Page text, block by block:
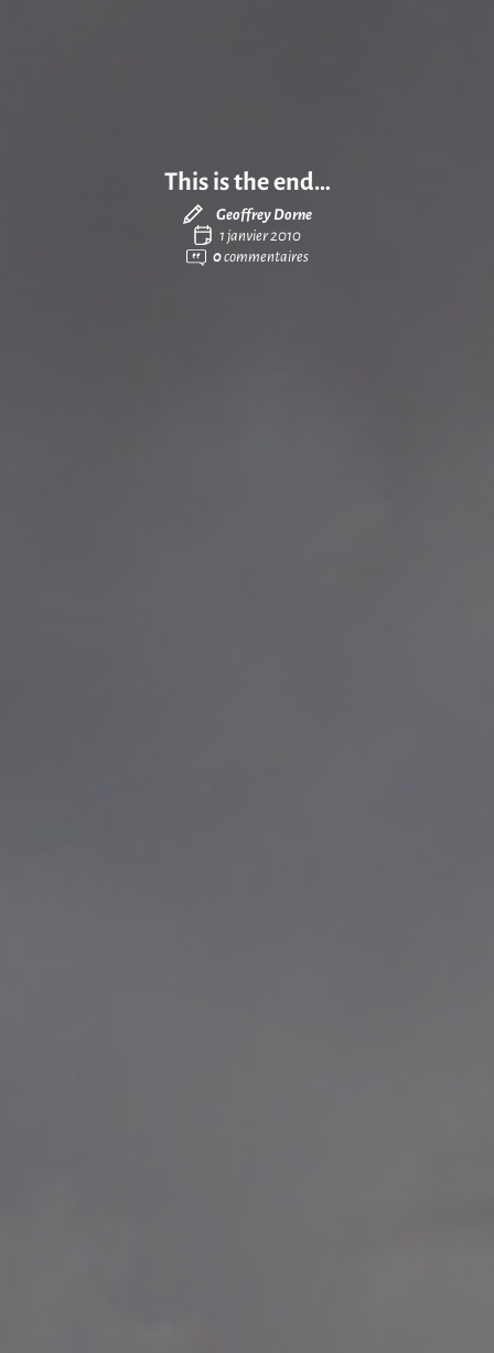
This is the end…
Geoffrey Dorne
1 janvier 2010
0commentaires